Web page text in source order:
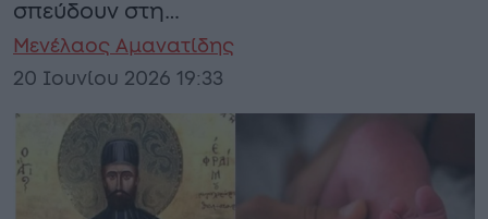
σπεύδουν στη…
Μενέλαος Αμανατίδης
20 Ιουνίου 2026 19:33